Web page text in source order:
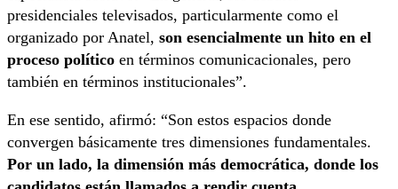
presidenciales televisados, particularmente como el
organizado por Anatel, son esencialmente un hito en el
proceso político en términos comunicacionales, pero
también en términos institucionales”.
En ese sentido, afirmó: “Son estos espacios donde
convergen básicamente tres dimensiones fundamentales.
Por un lado, la dimensión más democrática, donde los